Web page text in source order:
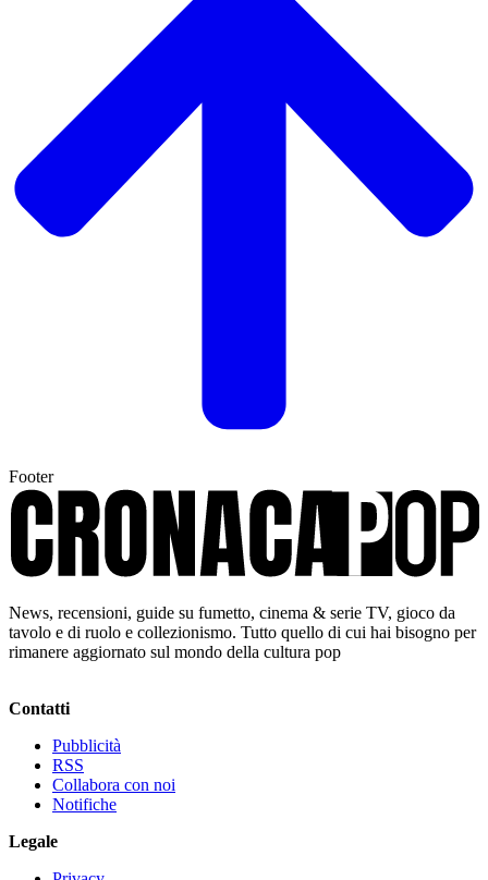
Footer
News, recensioni, guide su fumetto, cinema & serie TV, gioco da
tavolo e di ruolo e collezionismo. Tutto quello di cui hai bisogno per
rimanere aggiornato sul mondo della cultura pop
Contatti
Pubblicità
RSS
Collabora con noi
Notifiche
Legale